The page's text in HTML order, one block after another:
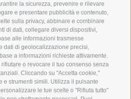
la sicurezza, prevenire e rilevare
e presentare pubblicità e contenuto,
sulla privacy, abbinare e combinare
di dati, collegare diversi dispositivi,
alle informazioni trasmesse
dati di geolocalizzazione precisi,
a informazioni richieste attivamente.
o revocare il tuo consenso senza
Cliccando su "Accetta cookie,"
e strumenti simili. Utilizza il pulsante
le tue scelte o "Rifiuta tutto"
e richiedi un preventivo
le nostre soluzioni
sui nostri servizi
casi di successo
membri ufficiali: